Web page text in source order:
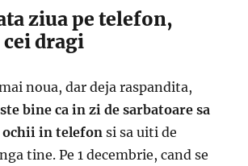
ziua pe telefon,
dragi
noua, dar deja raspandita,
bine ca in zi de sarbatoare sa
in telefon si sa uiti de
tine. Pe 1 decembrie, cand se